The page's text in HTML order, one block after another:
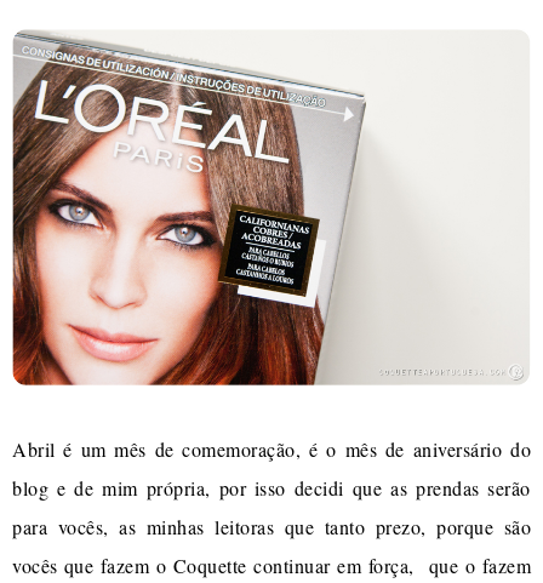
Abril é um mês de comemoração, é o mês de aniversário do
blog e de mim própria, por isso decidi que as prendas serão
para vocês, as minhas leitoras que tanto prezo, porque são
vocês que fazem o Coquette continuar em força, que o fazem